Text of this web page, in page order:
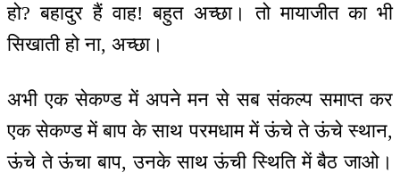
हो? बहादुर हैं वाह! बहुत अच्छा। तो मायाजीत का भी
सिखाती हो ना, अच्छा।
अभी एक सेकण्ड में अपने मन से सब संकल्प समाप्त कर
एक सेकण्ड में बाप के साथ परमधाम में ऊंचे ते ऊंचे स्थान,
ऊंचे ते ऊंचा बाप, उनके साथ ऊंची स्थिति में बैठ जाओ।